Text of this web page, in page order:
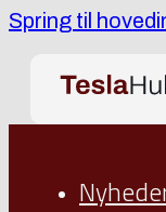
Spring til